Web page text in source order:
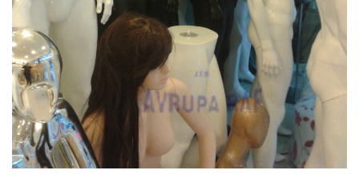
MANKEN & PLEXI
REFERANSLAR
ONLINE KATALOG
BASINDA BIZ
KURUMSAL